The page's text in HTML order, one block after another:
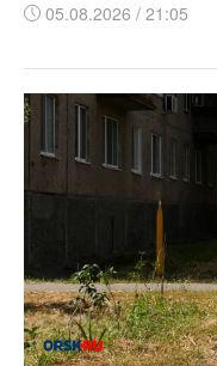
05.08.2026 / 21:05